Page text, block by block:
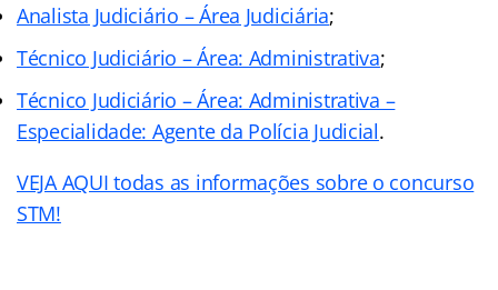
Analista Judiciário – Área Judiciária;
Técnico Judiciário – Área: Administrativa;
Técnico Judiciário – Área: Administrativa –
Especialidade: Agente da Polícia Judicial.
VEJA AQUI todas as informações sobre o concurso
STM!